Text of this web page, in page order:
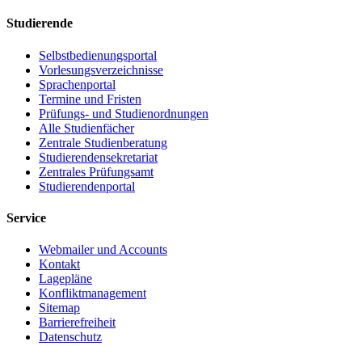
Studierende
Selbstbedienungsportal
Vorlesungsverzeichnisse
Sprachenportal
Termine und Fristen
Prüfungs- und Studienordnungen
Alle Studienfächer
Zentrale Studienberatung
Studierendensekretariat
Zentrales Prüfungsamt
Studierendenportal
Service
Webmailer und Accounts
Kontakt
Lagepläne
Konfliktmanagement
Sitemap
Barrierefreiheit
Datenschutz